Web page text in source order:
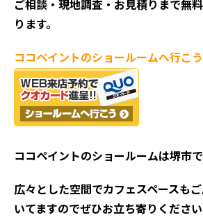
ご相談・現地調査・お見積りまで無
ります。
ココペイントのショールームへ行こう
ココペイントのショールームは堺市
広々とした空間でカフェスペースも
いてますのでぜひお立ち寄りください